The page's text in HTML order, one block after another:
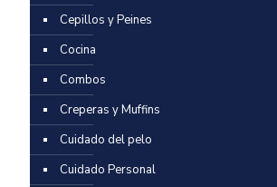
Cepillos y Peines
Cocina
Combos
Creperas y Muffins
Cuidado del pelo
Cuidado Personal